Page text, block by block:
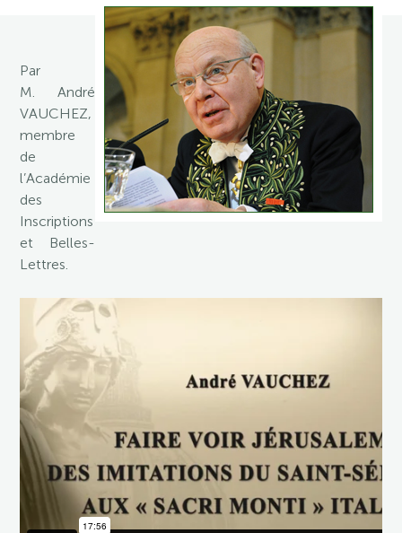
Par
M. André
VAUCHEZ,
membre
de
l’Académie
des
Inscriptions
et Belles-
Lettres.